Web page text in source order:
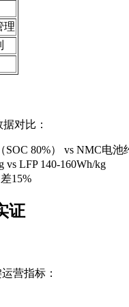
理
对比：
80%） vs NMC电池
LFP 140-160Wh/kg
15%
证
营指标：